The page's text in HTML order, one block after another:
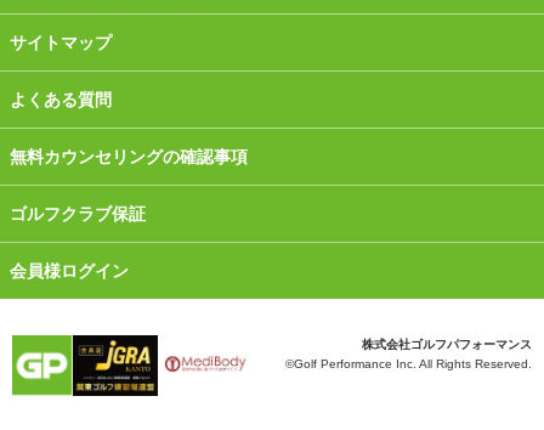
サイトマップ
よくある質問
無料カウンセリングの確認事項
ゴルフクラブ保証
会員様ログイン
株式会社ゴルフパフォーマンス
©Golf Performance Inc. All Rights Reserved.